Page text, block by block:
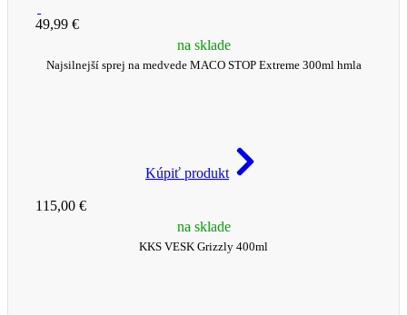
49,99 €
na sklade
Najsilnejší sprej na medvede MACO STOP Extreme 300ml hmla
Kúpiť produkt
115,00 €
na sklade
KKS VESK Grizzly 400ml